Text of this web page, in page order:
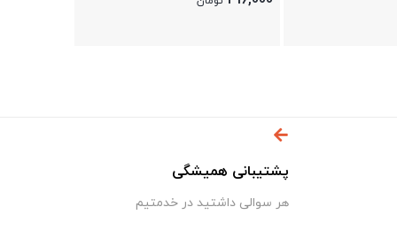
پشتیبانی همیشگی
هر سوالی داشتید در خدمتیم